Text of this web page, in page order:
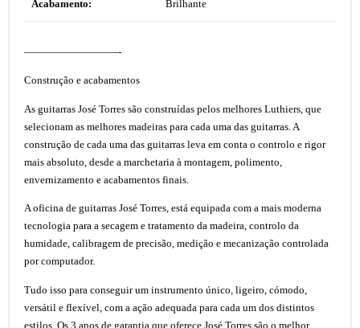
Acabamento: Brilhante
—————————-
Construção e acabamentos
As guitarras José Torres são construídas pelos melhores Luthiers, que
selecionam as melhores madeiras para cada uma das guitarras. A
construção de cada uma das guitarras leva em conta o controlo e rigor
mais absoluto, desde a marchetaria à montagem, polimento,
envernizamento e acabamentos finais.
A oficina de guitarras José Torres, está equipada com a mais moderna
tecnologia para a secagem e tratamento da madeira, controlo da
humidade, calibragem de precisão, medição e mecanização controlada
por computador.
Tudo isso para conseguir um instrumento único, ligeiro, cómodo,
versátil e flexível, com a ação adequada para cada um dos distintos
estilos. Os 3 anos de garantia que oferece José Torres são o melhor